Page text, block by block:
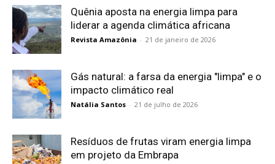
Quênia aposta na energia limpa para
liderar a agenda climática africana
Revista Amazônia - 21 de janeiro de 2026
Gás natural: a farsa da energia "limpa" e o
impacto climático real
Natália Santos - 21 de julho de 2026
Resíduos de frutas viram energia limpa
em projeto da Embrapa